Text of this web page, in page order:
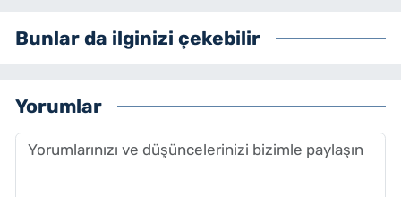
Bunlar da ilginizi çekebilir
Yorumlar